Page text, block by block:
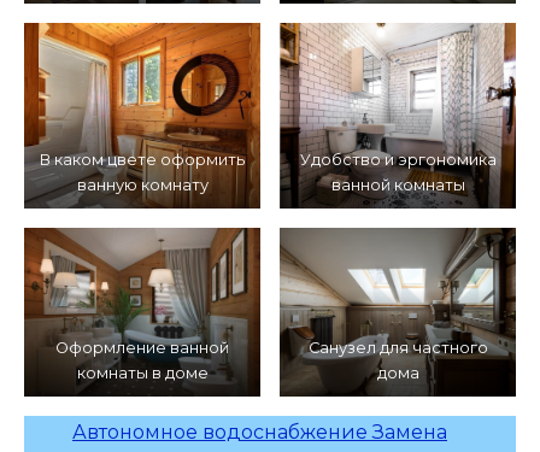
В каком цвете оформить
ванную комнату
Удобство и эргономика
ванной комнаты
Оформление ванной
комнаты в доме
Санузел для частного
дома
Автономное водоснабжение Замена